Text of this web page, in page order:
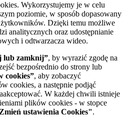
Wykorzystujemy je w celu
poziomie, w sposób dopasowany
Dzięki temu możliwe
analitycznych oraz udostępnianie
i odtwarzacza wideo.
lub zamknij”, by wyrazić zgodę na
bezpośrednio do strony lub
cookies”, aby zobaczyć
cookies, a następnie podjąć
W każdej chwili istnieje
plików cookies - w stopce
ustawienia Cookies".